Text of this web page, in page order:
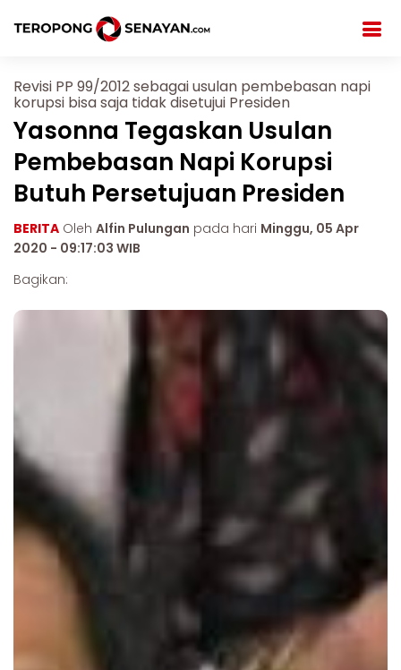
Revisi PP 99/2012 sebagai usulan pembebasan napi
korupsi bisa saja tidak disetujui Presiden
Yasonna Tegaskan Usulan
Pembebasan Napi Korupsi
Butuh Persetujuan Presiden
BERITA Oleh Alfin Pulungan pada hari Minggu, 05 Apr
2020 - 09:17:03 WIB
Bagikan: